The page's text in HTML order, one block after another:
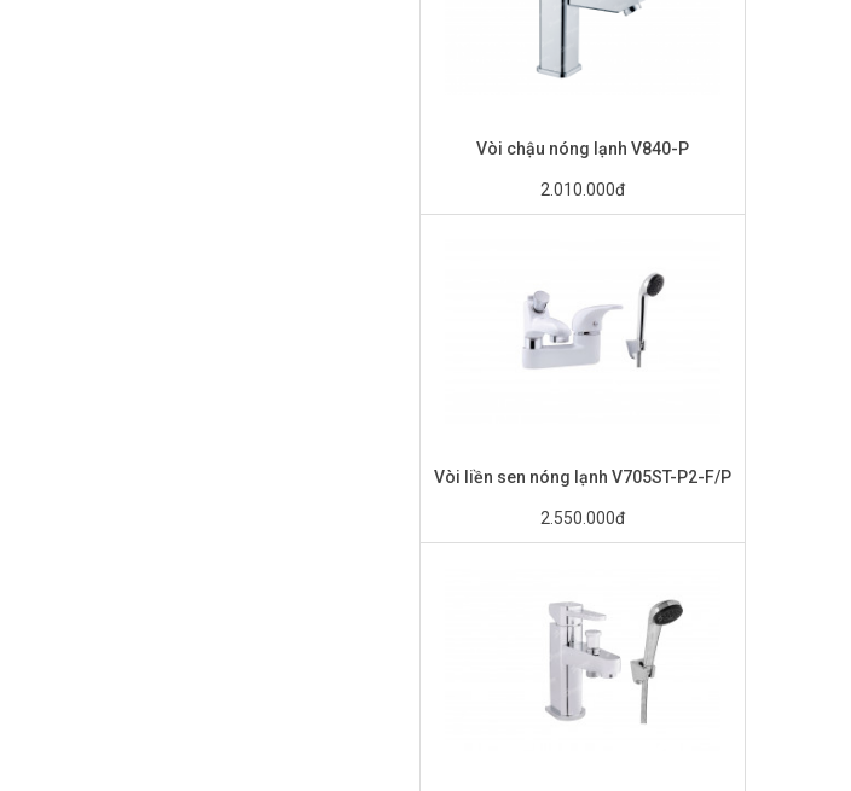
Vòi chậu nóng lạnh V840-P
2.010.000đ
Vòi liền sen nóng lạnh V705ST-P2-F/P
2.550.000đ